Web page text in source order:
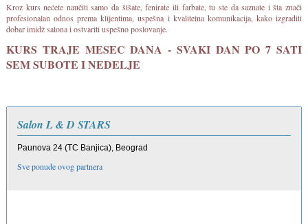
Kroz kurs nećete naučiti samo da šišate, fenirate ili farbate, tu ste da saznate i šta znači
profesionalan odnos prema klijentima, uspešna i kvalitetna komunikacija, kako izgraditi
dobar imidž salona i ostvariti uspešno poslovanje.
KURS TRAJE MESEC DANA - SVAKI DAN PO 7 SATI
SEM SUBOTE I NEDELJE
Salon L & D STARS
Paunova 24 (TC Banjica), Beograd
Sve ponude ovog partnera